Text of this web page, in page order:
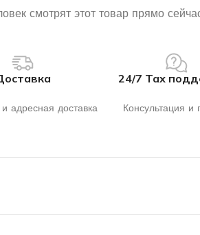
смотрят этот товар прямо
адресная доставка
24/7 Тах
Консультация и